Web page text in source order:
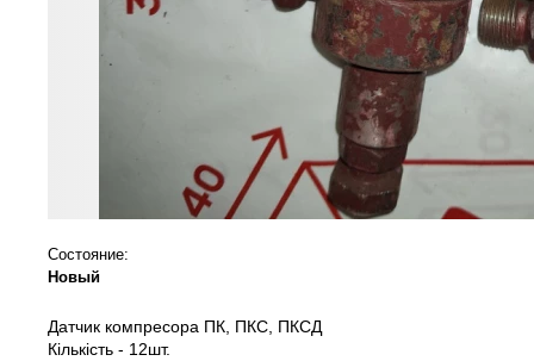
Состояние:
Новый
Датчик компресора ПК, ПКС, ПКСД
Кількість - 12шт.